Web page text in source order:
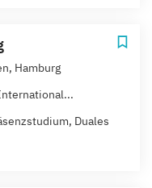
Hamburg
Duales